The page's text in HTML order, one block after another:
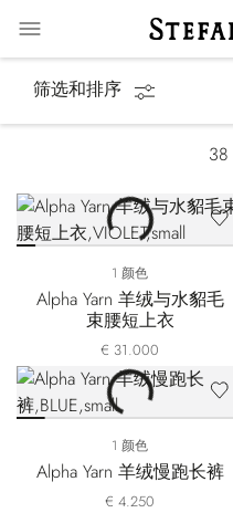
筛选和排序
38
1 颜色
Alpha Yarn 羊绒与水貂毛
束腰短上衣
€ 31.000
1 颜色
Alpha Yarn 羊绒慢跑长裤
€ 4.250